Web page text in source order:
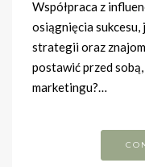
Współpraca z
osiągnięcia sukcesu,
strategii oraz
postawić przed
marketingu?…